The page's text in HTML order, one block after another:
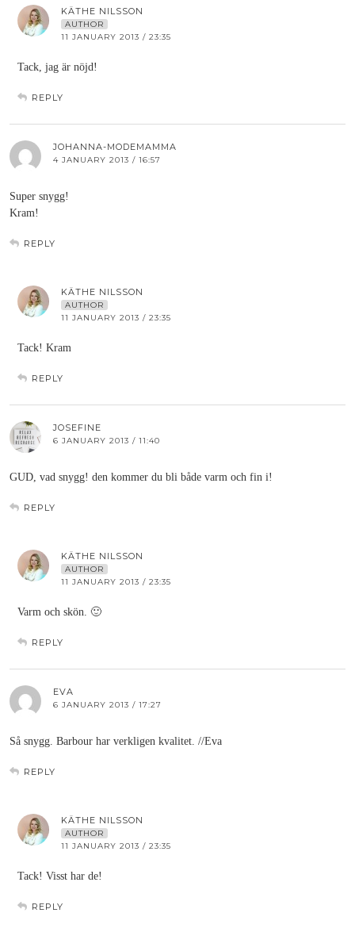
KÄTHE NILSSON
AUTHOR
11 JANUARY 2013 / 23:35
Tack, jag är nöjd!
REPLY
JOHANNA-MODEMAMMA
4 JANUARY 2013 / 16:57
Super snygg!
Kram!
REPLY
KÄTHE NILSSON
AUTHOR
11 JANUARY 2013 / 23:35
Tack! Kram
REPLY
JOSEFINE
6 JANUARY 2013 / 11:40
GUD, vad snygg! den kommer du bli både varm och fin i!
REPLY
KÄTHE NILSSON
AUTHOR
11 JANUARY 2013 / 23:35
Varm och skön. 🙂
REPLY
EVA
6 JANUARY 2013 / 17:27
Så snygg. Barbour har verkligen kvalitet. //Eva
REPLY
KÄTHE NILSSON
AUTHOR
11 JANUARY 2013 / 23:35
Tack! Visst har de!
REPLY